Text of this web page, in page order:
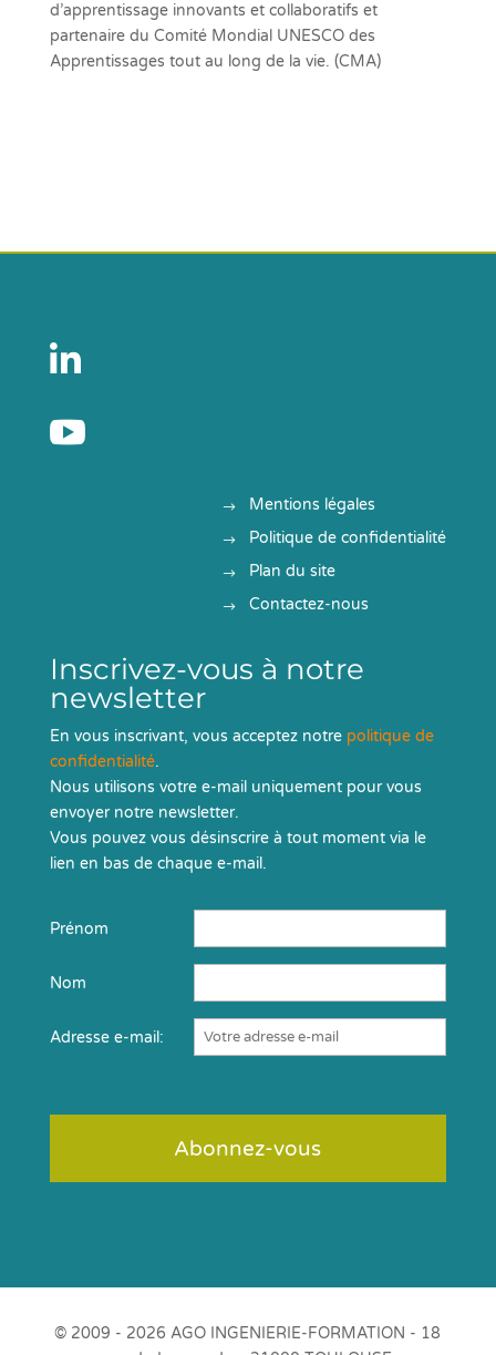
d’apprentissage innovants et collaboratifs et
partenaire du Comité Mondial UNESCO des
Apprentissages tout au long de la vie. (CMA)


Mentions légales
Politique de confidentialité
Plan du site
Contactez-nous
Inscrivez-vous à notre
newsletter
En vous inscrivant, vous acceptez notre politique de
confidentialité.
Nous utilisons votre e-mail uniquement pour vous
envoyer notre newsletter.
Vous pouvez vous désinscrire à tout moment via le
lien en bas de chaque e-mail.
Prénom
Nom
Adresse e-mail:
© 2009 - 2026 AGO INGENIERIE-FORMATION - 18